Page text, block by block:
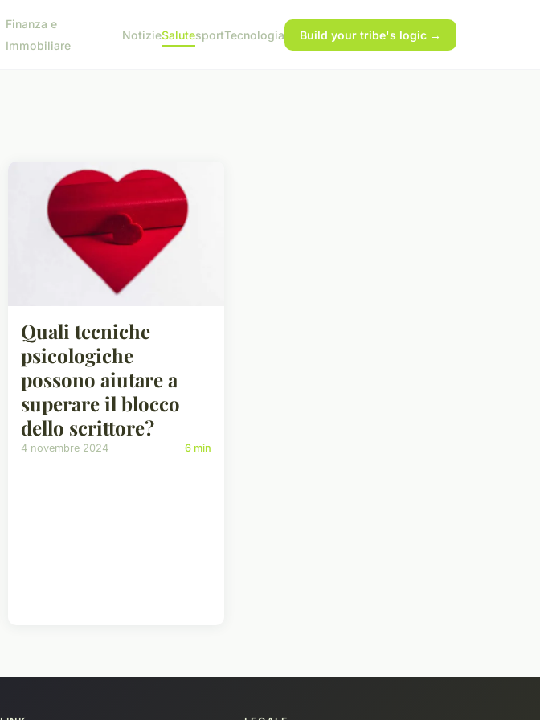
Finanza e
Immobiliare
NotizieSalutesportTecnologia Build your tribe's logic →
Quali tecniche
psicologiche
possono aiutare a
superare il blocco
dello scrittore?
4 novembre 2024 6 min